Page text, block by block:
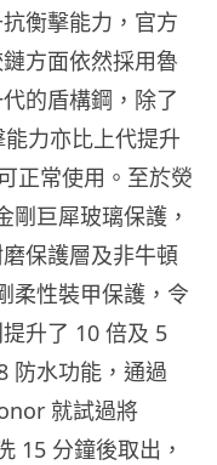
衡擊能力，官方
方面依然採用魯
的盾構鋼，除了
力亦比上代提升
正常使用。至於熒
巨犀玻璃保護，
保護層及非牛頓
柔性裝甲保護，令
升了 10 倍及 5
防水功能，通過
就試過將
15 分鐘後取出，